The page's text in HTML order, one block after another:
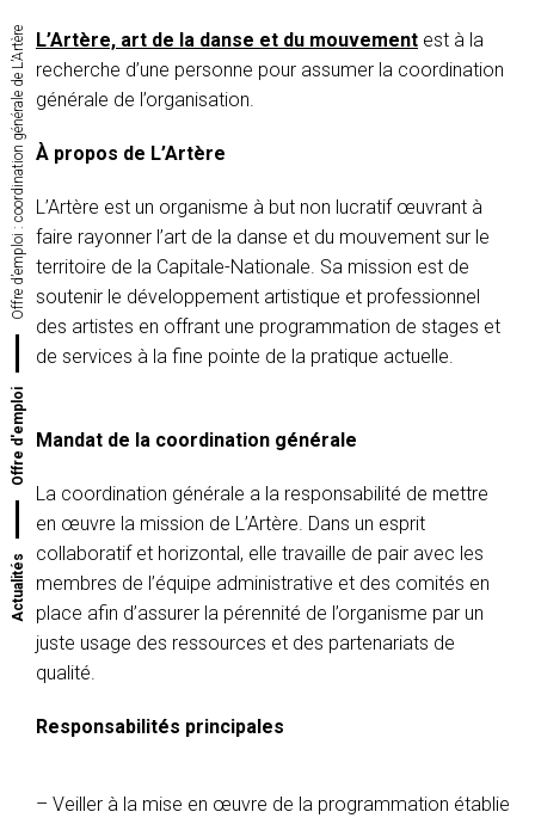
Actualités
Offre d'emploi
Offre d’emploi : coordination générale de L’Artère L’Artère, art de la danse et du mouvement est à la
recherche d’une personne pour assumer la coordination
générale de l’organisation.
À propos de L’Artère
L’Artère est un organisme à but non lucratif œuvrant à
faire rayonner l’art de la danse et du mouvement sur le
territoire de la Capitale-Nationale. Sa mission est de
soutenir le dévelop­pement artistique et professionnel
des artistes en offrant une program­mation de stages et
de services à la fine pointe de la pratique actuelle.
Mandat de la coordination générale
La coordination générale a la responsabilité de mettre
en œuvre la mission de L’Artère. Dans un esprit
collaboratif et horizontal, elle travaille de pair avec les
membres de l’équipe administrative et des comités en
place afin d’assurer la pérennité de l’organisme par un
juste usage des ressources et des partenariats de
qualité.
Responsabilités principales
Veiller à la mise en œuvre de la programmation établie